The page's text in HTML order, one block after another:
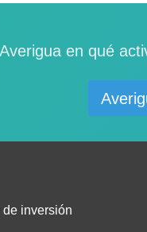
Averigua en qué
inversión